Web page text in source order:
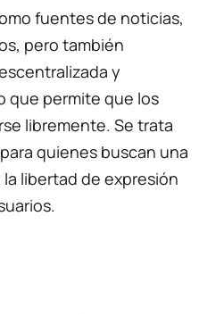
fuentes de noticias,
pero también
y
que permite que los
libremente. Se trata
quienes buscan una
libertad de expresión